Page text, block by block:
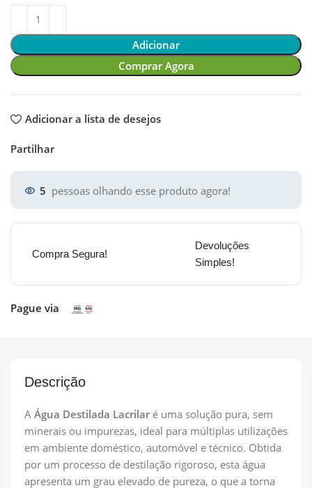
Adicionar
Comprar Agora
Adicionar a lista de desejos
Partilhar
5 pessoas olhando esse produto agora!
Compra Segura!
Devoluções
Simples!
Pague via
Descrição
A Água Destilada Lacrilar é uma solução pura, sem
minerais ou impurezas, ideal para múltiplas utilizações
em ambiente doméstico, automóvel e técnico. Obtida
por um processo de destilação rigoroso, esta água
apresenta um grau elevado de pureza, o que a torna